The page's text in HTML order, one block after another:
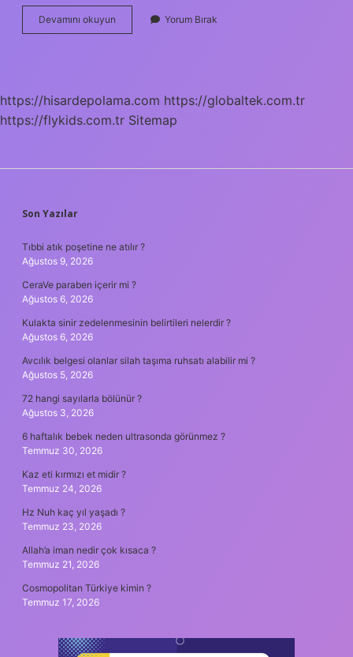
Devamını okuyun
Bilimi
Yorum Bırak
https://hisardepolama.com https://globaltek.com.tr
https://flykids.com.tr Sitemap
SIDEBAR
Son Yazılar
Tıbbi atık poşetine ne atılır ?
Ağustos 9, 2026
CeraVe paraben içerir mi ?
Ağustos 6, 2026
Kulakta sinir zedelenmesinin belirtileri nelerdir ?
Ağustos 6, 2026
Avcılık belgesi olanlar silah taşıma ruhsatı alabilir mi ?
Ağustos 5, 2026
72 hangi sayılarla bölünür ?
Ağustos 3, 2026
6 haftalık bebek neden ultrasonda görünmez ?
Temmuz 30, 2026
Kaz eti kırmızı et midir ?
Temmuz 24, 2026
Hz Nuh kaç yıl yaşadı ?
Temmuz 23, 2026
Allah’a iman nedir çok kısaca ?
Temmuz 21, 2026
Cosmopolitan Türkiye kimin ?
Temmuz 17, 2026